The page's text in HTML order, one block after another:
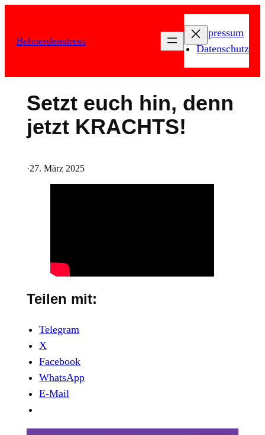
springen
Behoerdenstress
Impressum
Datenschutz
Setzt euch hin, denn
jetzt KRACHTS!
·27. März 2025
Teilen mit:
Telegram
X
Facebook
WhatsApp
E-Mail